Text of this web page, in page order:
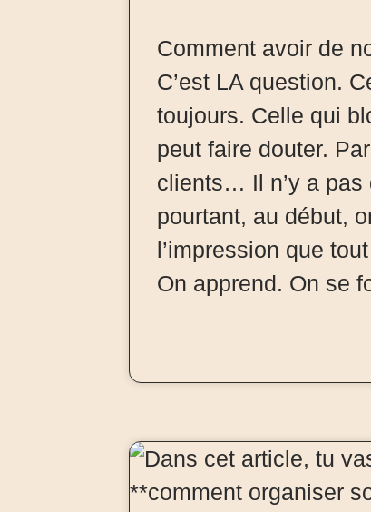
Comment avoir de
C’est LA question.
toujours. Celle qui
peut faire douter.
clients… Il n’y a pas
pourtant, au début,
l’impression que
On apprend. On se